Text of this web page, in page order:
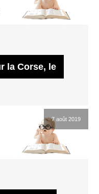
la Corse, le
7 août 2019